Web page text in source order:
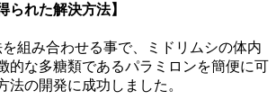
られた解決方法】
組み合わせる事で、ミドリムシの体内
的な多糖類であるパラミロンを簡便に可
法の開発に成功しました。